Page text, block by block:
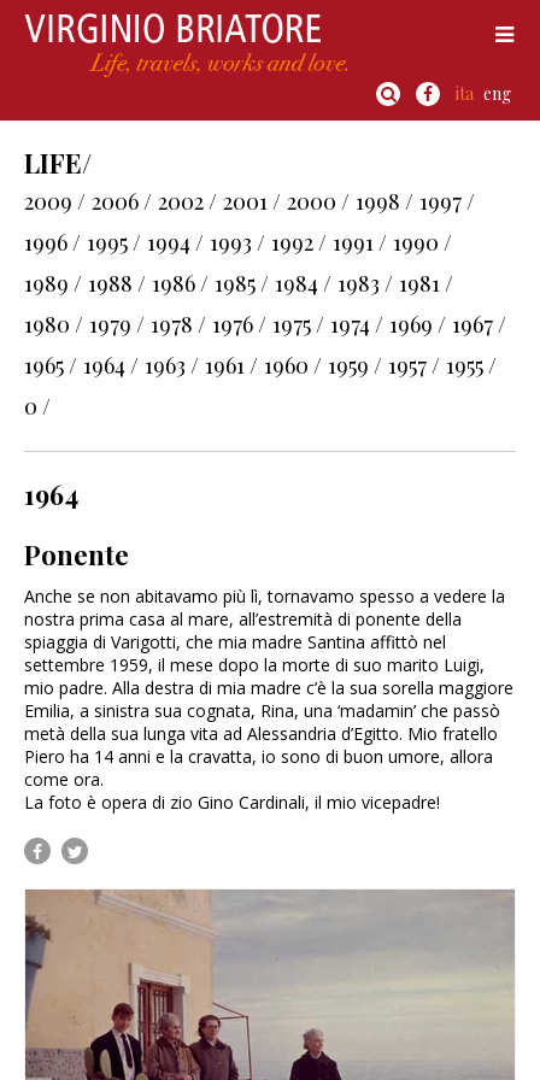
ita eng
LIFE/
2009 / 2006 / 2002 / 2001 / 2000 / 1998 / 1997 /
1996 / 1995 / 1994 / 1993 / 1992 / 1991 / 1990 /
1989 / 1988 / 1986 / 1985 / 1984 / 1983 / 1981 /
1980 / 1979 / 1978 / 1976 / 1975 / 1974 / 1969 / 1967 /
1965 / 1964 / 1963 / 1961 / 1960 / 1959 / 1957 / 1955 /
0 /
1964
Ponente
Anche se non abitavamo più lì, tornavamo spesso a vedere la
nostra prima casa al mare, all’estremità di ponente della
spiaggia di Varigotti, che mia madre Santina affittò nel
settembre 1959, il mese dopo la morte di suo marito Luigi,
mio padre. Alla destra di mia madre c’è la sua sorella maggiore
Emilia, a sinistra sua cognata, Rina, una ‘madamin’ che passò
metà della sua lunga vita ad Alessandria d’Egitto. Mio fratello
Piero ha 14 anni e la cravatta, io sono di buon umore, allora
come ora.
La foto è opera di zio Gino Cardinali, il mio vicepadre!